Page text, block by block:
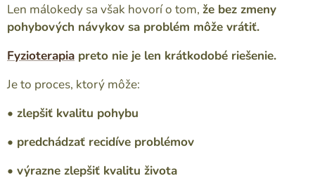
Len málokedy sa však hovorí o tom, že bez zmeny
pohybových návykov sa problém môže vrátiť.
Fyzioterapia preto nie je len krátkodobé riešenie.
Je to proces, ktorý môže:
• zlepšiť kvalitu pohybu
• predchádzať recidíve problémov
• výrazne zlepšiť kvalitu života